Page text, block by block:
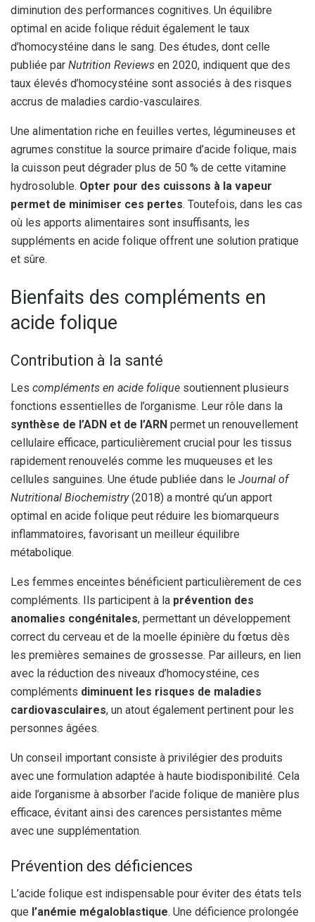
diminution des performances cognitives. Un équilibre
optimal en acide folique réduit également le taux
d’homocystéine dans le sang. Des études, dont celle
publiée par Nutrition Reviews en 2020, indiquent que des
taux élevés d’homocystéine sont associés à des risques
accrus de maladies cardio-vasculaires.
Une alimentation riche en feuilles vertes, légumineuses et
agrumes constitue la source primaire d’acide folique, mais
la cuisson peut dégrader plus de 50 % de cette vitamine
hydrosoluble. Opter pour des cuissons à la vapeur
permet de minimiser ces pertes. Toutefois, dans les cas
où les apports alimentaires sont insuffisants, les
suppléments en acide folique offrent une solution pratique
et sûre.
Bienfaits des compléments en
acide folique
Contribution à la santé
Les compléments en acide folique soutiennent plusieurs
fonctions essentielles de l’organisme. Leur rôle dans la
synthèse de l’ADN et de l’ARN permet un renouvellement
cellulaire efficace, particulièrement crucial pour les tissus
rapidement renouvelés comme les muqueuses et les
cellules sanguines. Une étude publiée dans le Journal of
Nutritional Biochemistry(2018) a montré qu’un apport
optimal en acide folique peut réduire les biomarqueurs
inflammatoires, favorisant un meilleur équilibre
métabolique.
Les femmes enceintes bénéficient particulièrement de ces
compléments. Ils participent à la prévention des
anomalies congénitales, permettant un développement
correct du cerveau et de la moelle épinière du fœtus dès
les premières semaines de grossesse. Par ailleurs, en lien
avec la réduction des niveaux d’homocystéine, ces
compléments diminuent les risques de maladies
cardiovasculaires, un atout également pertinent pour les
personnes âgées.
Un conseil important consiste à privilégier des produits
avec une formulation adaptée à haute biodisponibilité. Cela
aide l’organisme à absorber l’acide folique de manière plus
efficace, évitant ainsi des carences persistantes même
avec une supplémentation.
Prévention des déficiences
L’acide folique est indispensable pour éviter des états tels
que l’anémie mégaloblastique. Une déficience prolongée